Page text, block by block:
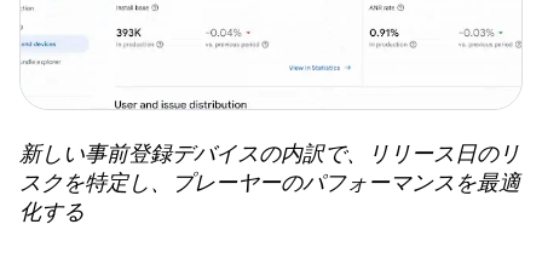
新しい事前登録デバイスの内訳で、リリース日のリ
スクを特定し、プレーヤーのパフォーマンスを最適
化する